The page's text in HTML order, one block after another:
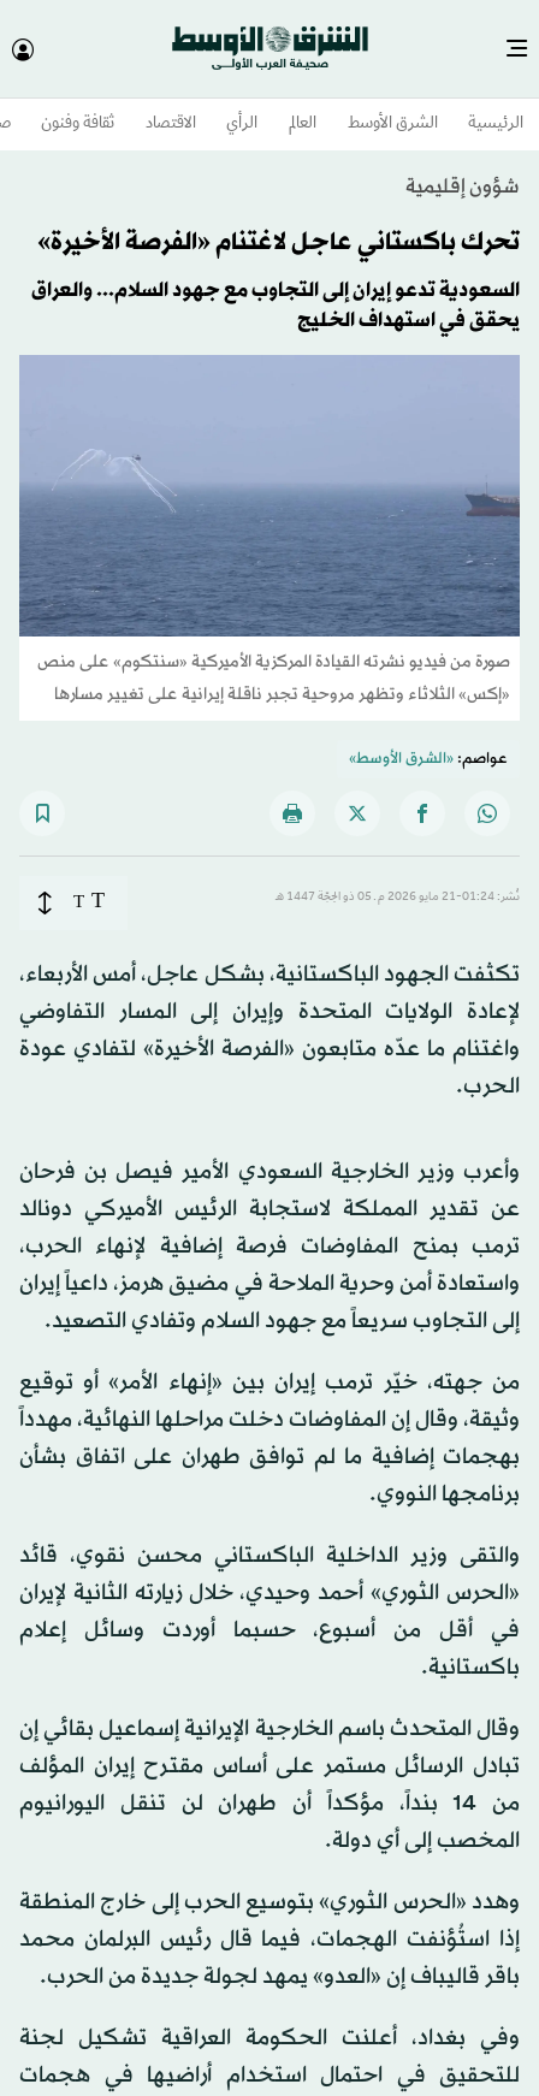
الرئيسية الشرق الأوسط​ العالم الرأي الاقتصاد ثقافة وفنون
شؤون إقليمية
تحرك باكستاني عاجل لاغتنام «الفرصة الأخيرة»
السعودية تدعو إيران إلى التجاوب مع جهود السلام... والعراق
يحقق في استهداف الخليج
صورة من فيديو نشرته القيادة المركزية الأميركية «سنتكوم» على منص
«إكس» الثلاثاء وتظهر مروحية تجبر ناقلة إيرانية على تغيير مسارها
عواصم:«الشرق الأوسط»
نُشر: 01:24-21 مايو 2026 م ـ 05 ذو الحِجّة 1447 هـ T
T
تكثفت الجهود الباكستانية، بشكل عاجل، أمس الأربعاء،
لإعادة الولايات المتحدة وإيران إلى المسار التفاوضي
واغتنام ما عدّه متابعون «الفرصة الأخيرة» لتفادي عودة
الحرب.
وأعرب وزير الخارجية السعودي الأمير فيصل بن فرحان
عن تقدير المملكة لاستجابة الرئيس الأميركي دونالد
ترمب بمنح المفاوضات فرصة إضافية لإنهاء الحرب،
واستعادة أمن وحرية الملاحة في مضيق هرمز، داعياً إيران
إلى التجاوب سريعاً مع جهود السلام وتفادي التصعيد.
من جهته، خيّر ترمب إيران بين «إنهاء الأمر» أو توقيع
وثيقة، وقال إن المفاوضات دخلت مراحلها النهائية، مهدداً
بهجمات إضافية ما لم توافق طهران على اتفاق بشأن
برنامجها النووي.
والتقى وزير الداخلية الباكستاني محسن نقوي، قائد
«الحرس الثوري» أحمد وحيدي، خلال زيارته الثانية لإيران
في أقل من أسبوع، حسبما أوردت وسائل إعلام
باكستانية.
وقال المتحدث باسم الخارجية الإيرانية إسماعيل بقائي إن
تبادل الرسائل مستمر على أساس مقترح إيران المؤلف
من 14 بنداً، مؤكداً أن طهران لن تنقل اليورانيوم
المخصب إلى أي دولة.
وهدد «الحرس الثوري» بتوسيع الحرب إلى خارج المنطقة
إذا استُؤنفت الهجمات، فيما قال رئيس البرلمان محمد
باقر قاليباف إن «العدو» يمهد لجولة جديدة من الحرب.
وفي بغداد، أعلنت الحكومة العراقية تشكيل لجنة
للتحقيق في احتمال استخدام أراضيها في هجمات